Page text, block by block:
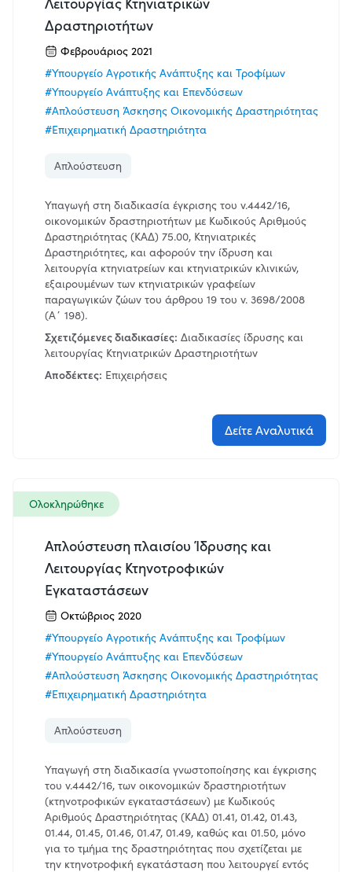
Δραστηριοτήτων
Φεβρουάριος 2021
#Επιχειρηματική Δραστηριότητα
#Απλούστευση Άσκησης Οικονομικής Δραστηριότητας
#Υπουργείο Ανάπτυξης και Επενδύσεων
#Υπουργείο Αγροτικής Ανάπτυξης και Τροφίμων
Απλούστευση
Υπαγωγή στη διαδικασία έγκρισης του ν.4442/16,
οικονομικών δραστηριοτήτων με Κωδικούς Αριθμούς
Δραστηριότητας (ΚΑΔ) 75.00, Κτηνιατρικές
Δραστηριότητες, και αφορούν την ίδρυση και
λειτουργία κτηνιατρείων και κτηνιατρικών κλινικών,
εξαιρουμένων των κτηνιατρικών γραφείων
παραγωγικών ζώων του άρθρου 19 του ν. 3698/2008
(Α΄ 198).
Σχετιζόμενες διαδικασίες: Διαδικασίες ίδρυσης και
λειτουργίας Κτηνιατρικών Δραστηριοτήτων
Αποδέκτες: Επιχειρήσεις
Δείτε Αναλυτικά
Ολοκληρώθηκε
Απλούστευση πλαισίου Ίδρυσης και
Λειτουργίας Κτηνοτροφικών
Εγκαταστάσεων
Οκτώβριος 2020
#Επιχειρηματική Δραστηριότητα
#Απλούστευση Άσκησης Οικονομικής Δραστηριότητας
#Υπουργείο Ανάπτυξης και Επενδύσεων
#Υπουργείο Αγροτικής Ανάπτυξης και Τροφίμων
Απλούστευση
Υπαγωγή στη διαδικασία γνωστοποίησης και έγκρισης
του ν.4442/16, των οικονομικών δραστηριοτήτων
(κτηνοτροφικών εγκαταστάσεων) με Κωδικούς
Αριθμούς Δραστηριότητας (ΚΑΔ) 01.41, 01.42, 01.43,
01.44, 01.45, 01.46, 01.47, 01.49, καθώς και 01.50, μόνο
για το τμήμα της δραστηριότητας που σχετίζεται με
την κτηνοτροφική εγκατάσταση που λειτουργεί εντός